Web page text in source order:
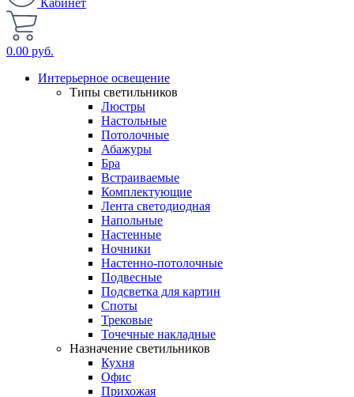
Кабинет
0.00 руб.
Интерьерное освещение
Типы светильников
Люстры
Настольные
Потолочные
Абажуры
Бра
Встраиваемые
Комплектующие
Лента светодиодная
Напольные
Настенные
Ночники
Настенно-потолочные
Подвесные
Подсветка для картин
Споты
Трековые
Точечные накладные
Назначение светильников
Кухня
Офис
Прихожая